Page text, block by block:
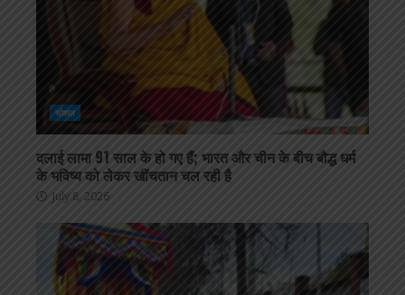
सोशल
दलाई लामा 91 साल के हो गए हैं; भारत और चीन के बीच बौद्ध धर्म
के भविष्य को लेकर खींचतान चल रही है
July 8, 2026